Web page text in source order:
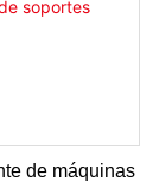
de máquinas